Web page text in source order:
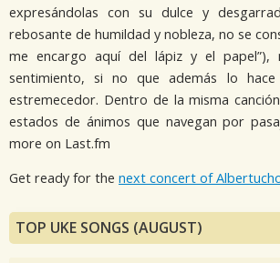
expresándolas con su dulce y
rebosante de humildad y nobleza, no se
me encargo aquí del lápiz y el papel”),
sentimiento, si no que además lo
estremecedor. Dentro de la misma
estados de ánimos que navegan por
more on Last.fm
Get ready for the next concert of
TOP UKE SONGS (AUGUST)